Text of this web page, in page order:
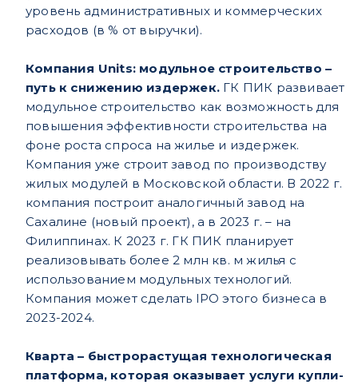
уровень административных и коммерческих
расходов (в % от выручки).
Компания Units: модульное строительство –
путь к снижению издержек. ГК ПИК развивает
модульное строительство как возможность для
повышения эффективности строительства на
фоне роста спроса на жилье и издержек.
Компания уже строит завод по производству
жилых модулей в Московской области. В 2022 г.
компания построит аналогичный завод на
Сахалине (новый проект), а в 2023 г. – на
Филиппинах. К 2023 г. ГК ПИК планирует
реализовывать более 2 млн кв. м жилья с
использованием модульных технологий.
Компания может сделать IPO этого бизнеса в
2023-2024.
Кварта – быстрорастущая технологическая
платформа, которая оказывает услуги купли-